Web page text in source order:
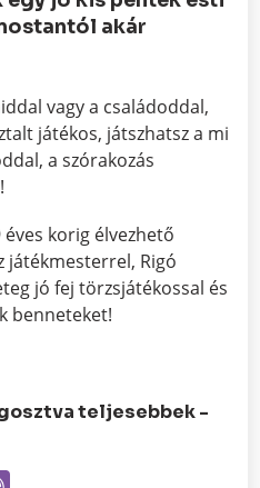
akár
vagy a családoddal,
játékos, játszhatsz a mi
a szórakozás
korig élvezhető
játékmesterrel, Rigó
jó fej törzsjátékossal és
benneteket!
teljesebbek -